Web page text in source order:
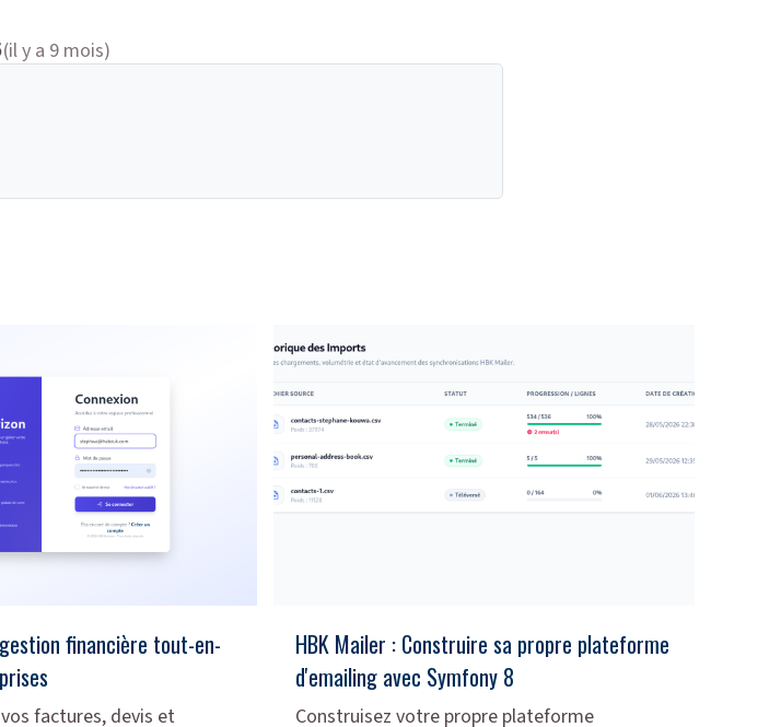
(il y a 9 mois)
financière tout-en-
factures, devis et
HBK Mailer : Construire sa propre plateforme
d'emailing avec Symfony 8
Construisez votre propre plateforme